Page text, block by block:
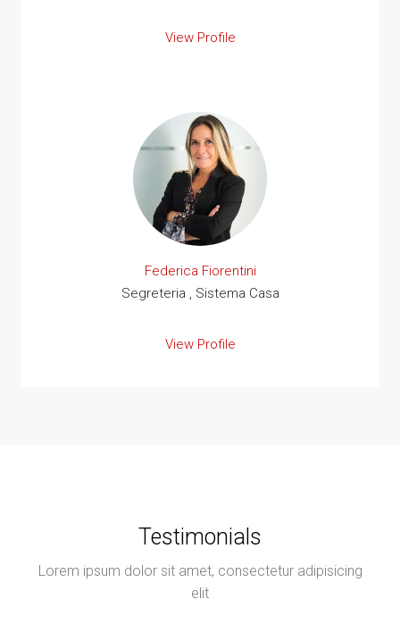
View Profile
Federica Fiorentini
Segreteria , Sistema Casa
View Profile
Testimonials
Lorem ipsum dolor sit amet, consectetur adipisicing
elit